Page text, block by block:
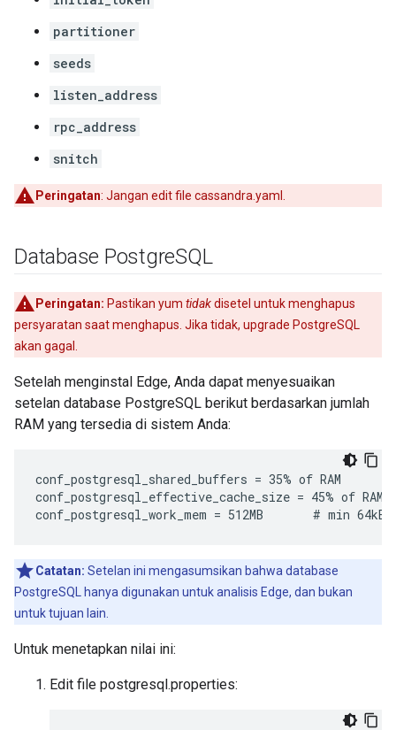
partitioner
seeds
listen_address
rpc_address
snitch
Peringatan: Jangan edit file cassandra.yaml.
Database PostgreSQL
Peringatan: Pastikan yum tidakdisetel untuk menghapus
persyaratan saat menghapus. Jika tidak, upgrade PostgreSQL
akan gagal.
Setelah menginstal Edge, Anda dapat menyesuaikan
setelan database PostgreSQL berikut berdasarkan jumlah
RAM yang tersedia di sistem Anda:
conf_postgresql_shared_buffers = 35% of RAM      #
conf_postgresql_effective_cache_size = 45% of RAM
conf_postgresql_work_mem = 512MB       # min 64kB
Catatan: Setelan ini mengasumsikan bahwa database
PostgreSQL hanya digunakan untuk analisis Edge, dan bukan
untuk tujuan lain.
Untuk menetapkan nilai ini:
Edit file postgresql.properties: